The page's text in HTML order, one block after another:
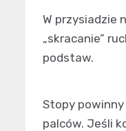
W przysiadzie
„skracanie”
podstaw.
Stopy
palców. Jeśli